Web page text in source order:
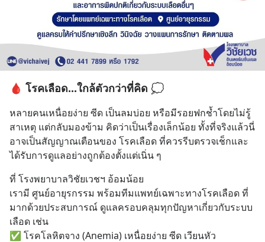
🩸 โรคเลือด...ใกล้ตัวกว่าที่คิด 💭
หลายคนเหนื่อยง่าย ซีด เป็นลมบ่อย หรือมีรอยฟกช้ำโดยไม่รู้
สาเหตุ แต่กลับมองข้าม คิดว่าเป็นเรื่องเล็กน้อย ทั้งที่จริงแล้วนี่
อาจเป็นสัญญาณเตือนของ โรคเลือด ที่ควรรีบตรวจเช็กและ
ได้รับการดูแลอย่างถูกต้องตั้งแต่เนิ่น ๆ
ที่ โรงพยาบาลวิชัยเวชฯ อ้อมน้อย
เรามี ศูนย์อายุรกรรม พร้อมทีมแพทย์เฉพาะทางโรคเลือด ที่
มากด้วยประสบการณ์ ดูแลครอบคลุมทุกปัญหาเกี่ยวกับระบบ
เลือด เช่น
✅ โรคโลหิตจาง (Anemia) เหนื่อยง่าย ซีด เวียนหัว